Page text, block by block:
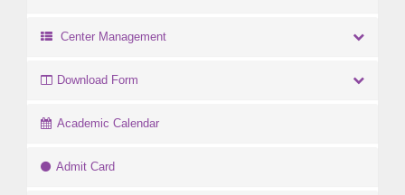
Center Management
Download Form
Academic Calendar
Admit Card